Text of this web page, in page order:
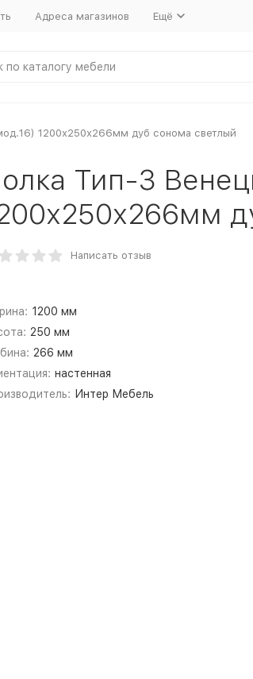
Адреса магазинов Ещё
1200х250х266мм дуб сонома светлый
Тип-3
Написать отзыв
1200 мм
250 мм
266 мм
настенная
Интер Мебель